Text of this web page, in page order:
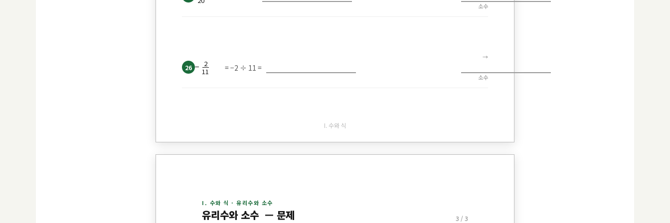
소수
26 − 2
11
= −2 ÷ 11 =
→
소수
I. 수와 식
I. 수와 식 · 유리수와 소수
유리수와 소수 — 문제 3 / 3